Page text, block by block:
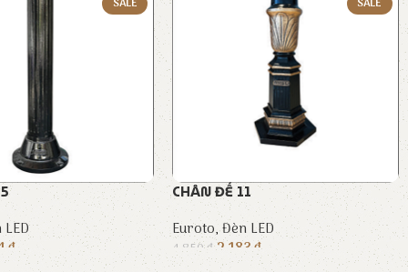
₫
CHÂN ĐẾ 11
Euroto,Đèn LED
4.850₫ 2.183₫